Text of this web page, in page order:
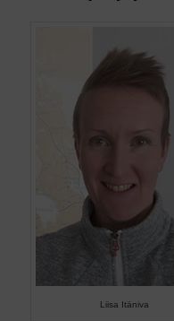
Liisa Itäniva